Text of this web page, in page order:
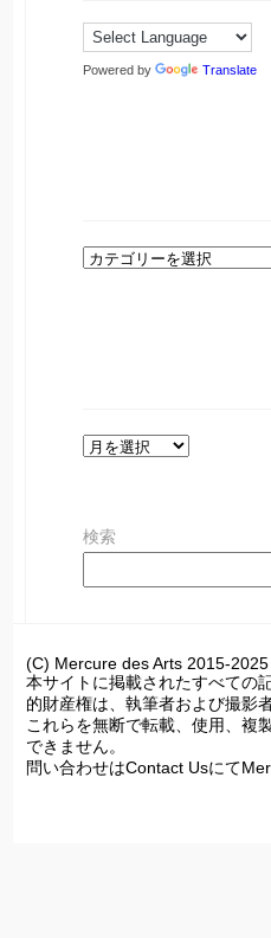
Powered by Translate
カ
ア
イ
検索
(C) Mercure des Arts 2015-2025
本サイトに掲載されたすべての
的財産権は、執筆者および撮影
これらを無断で転載、使用、複
できません。
問い合わせはContact Usにて